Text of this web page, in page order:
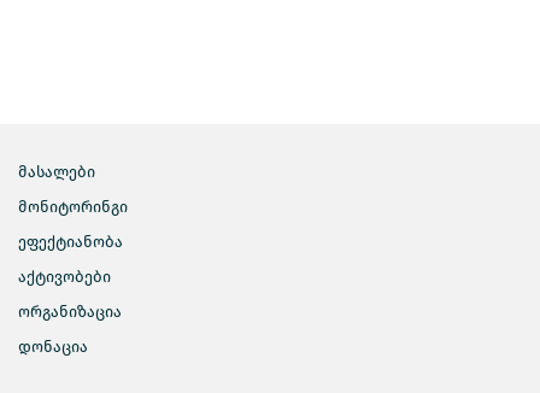
მასალები
მონიტორინგი
ეფექტიანობა
აქტივობები
ორგანიზაცია
დონაცია